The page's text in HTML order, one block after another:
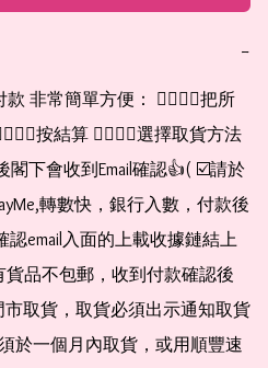
−
非常簡單方便： 👉🏻👉🏻把所
按結算 👉🏻👉🏻選擇取貨方法
下會收到Email確認👍( ☑️請於
轉數快，銀行入數，付款後
email入面的上載收據鏈結上
貨品不包郵，收到付款確認後
取貨，取貨必須出示通知取貨
於一個月內取貨，或用順豐速